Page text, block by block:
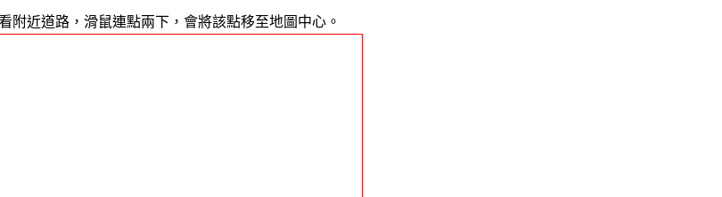
附近道路，滑鼠連點兩下，會將該點移至地圖中心。